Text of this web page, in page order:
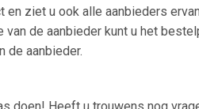
ziet u ook alle aanbieders
de aanbieder kunt u het
de aanbieder.